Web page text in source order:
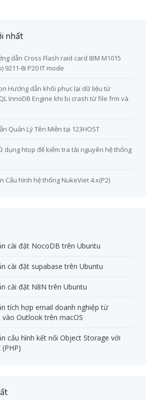
nhất
dẫn Cross Flash raid card IBM M1015
9211-8i P20 IT mode
Hướng dẫn khôi phục lại dữ liệu từ
InnoDB Engine khi bị crash từ file frm và
Quản Lý Tên Miền tại 123HOST
dụng htop để kiểm tra tài nguyên hệ thống
Cấu hình hệ thống NukeViet 4.x(P2)
cài đặt NocoDB trên Ubuntu
cài đặt supabase trên Ubuntu
cài đặt N8N trên Ubuntu
tích hợp email doanh nghiệp từ
vào Outlook trên macOS
cấu hình kết nối Object Storage với
(PHP)